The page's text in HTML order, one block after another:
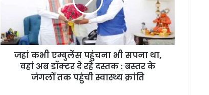
वहां
अब
डॉक्टरजहां कभी एम्बुलेंस पहुंचना भी सपना था,
वहां अब डॉक्टर दे रहे दस्तक : बस्तर के
जंगलों तक पहुंची स्वास्थ्य क्रांति